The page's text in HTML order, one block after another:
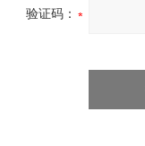
验证码：